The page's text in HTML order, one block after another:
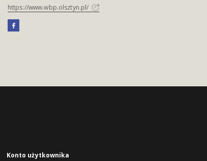
https://www.wbp.olsztyn.pl/
Konto użytkownika